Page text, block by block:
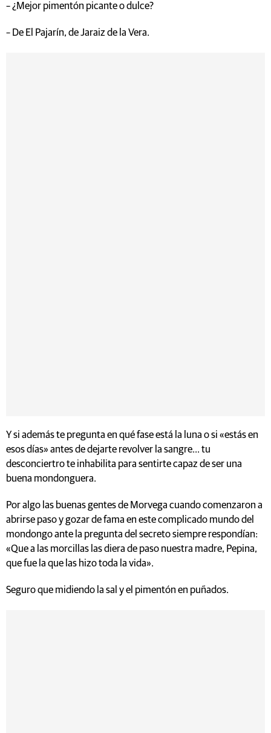
– ¿Mejor pimentón picante o dulce?
– De El Pajarín, de Jaraiz de la Vera.
Y si además te pregunta en qué fase está la luna o si «estás en
esos días» antes de dejarte revolver la sangre... tu
desconciertro te inhabilita para sentirte capaz de ser una
buena mondonguera.
Por algo las buenas gentes de Morvega cuando comenzaron a
abrirse paso y gozar de fama en este complicado mundo del
mondongo ante la pregunta del secreto siempre respondían:
«Que a las morcillas las diera de paso nuestra madre, Pepina,
que fue la que las hizo toda la vida».
Seguro que midiendo la sal y el pimentón en puñados.